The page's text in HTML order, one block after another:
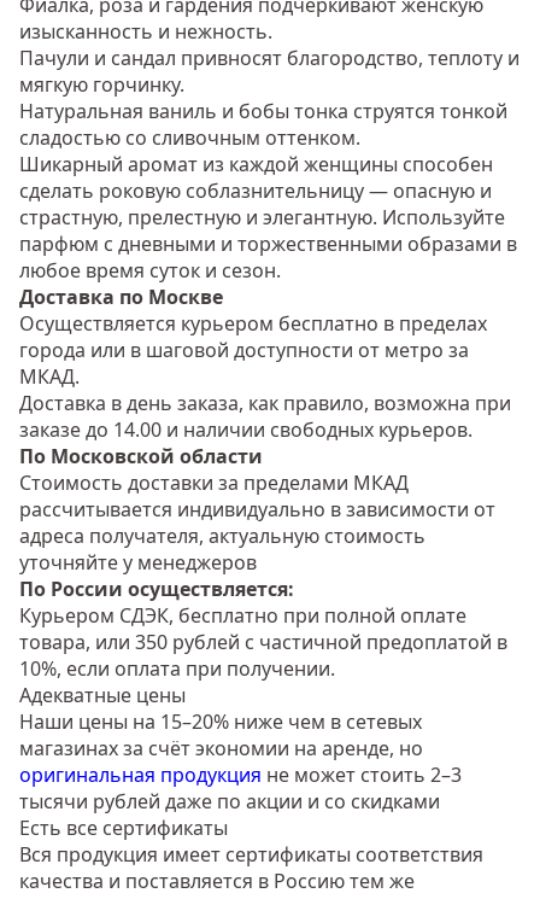
изысканность и нежность.
Пачули и сандал привносят благородство, теплоту и
мягкую горчинку.
Натуральная ваниль и бобы тонка струятся тонкой
сладостью со сливочным оттенком.
Шикарный аромат из каждой женщины способен
сделать роковую соблазнительницу — опасную и
страстную, прелестную и элегантную. Используйте
парфюм с дневными и торжественными образами в
любое время суток и сезон.
Доставка по Москве
Осуществляется курьером бесплатно в пределах
города или в шаговой доступности от метро за
МКАД.
Доставка в день заказа, как правило, возможна при
заказе до 14.00 и наличии свободных курьеров.
По Московской области
Стоимость доставки за пределами МКАД
рассчитывается индивидуально в зависимости от
адреса получателя, актуальную стоимость
уточняйте у менеджеров
По России осуществляется:
Курьером СДЭК, бесплатно при полной оплате
товара, или 350 рублей с частичной предоплатой в
10%, если оплата при получении.
Адекватные цены
Наши цены на 15–20% ниже чем в сетевых
магазинах за счёт экономии на аренде, но
оригинальная продукция не может стоить 2–3
тысячи рублей даже по акции и со скидками
Есть все сертификаты
Вся продукция имеет сертификаты соответствия
качества и поставляется в Россию тем же